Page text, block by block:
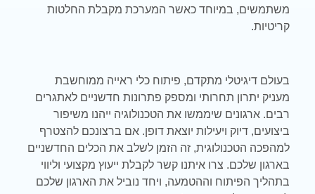
משתמשים, במיוחד כאשר המערכת מקבלת החלטות
קריטיות.
בעולם דיגיטלי מתקדם, פיתוח כלי ראייה ממוחשבת
מעניק יתרון תחרותי ומספק פתרונות חדשניים לאתגרים
רבים. ארגונים שיממשו את הטכנולוגיה ייהנו משיפור
ביצועים, דיוק ויעילות יוצאת דופן. אם ברצונכם להצטרף
למהפכה הטכנולוגית, זה הזמן לשלב את הכלים החדשניים
בארגון שלכם. צרו איתנו קשר לקבלת ייעוץ מקצועי וליווי
בתהליך הפיתוח וההטמעה, ויחד נוביל את הארגון שלכם